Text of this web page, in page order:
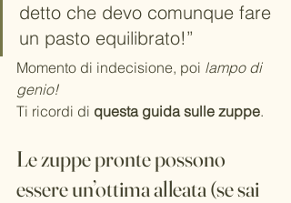
detto che devo comunque fare
un pasto equilibrato!”
Momento di indecisione, poi lampo di
genio!
Ti ricordi di questa guida sulle zuppe.
Le zuppe pronte possono
essere un’ottima alleata (se sai